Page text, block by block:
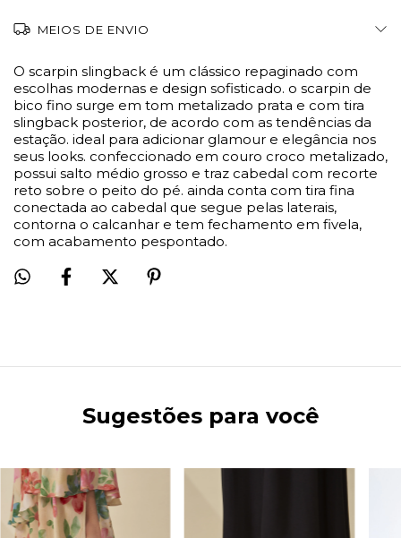
MEIOS DE ENVIO
O scarpin slingback é um clássico repaginado com
escolhas modernas e design sofisticado. o scarpin de
bico fino surge em tom metalizado prata e com tira
slingback posterior, de acordo com as tendências da
estação. ideal para adicionar glamour e elegância nos
seus looks. confeccionado em couro croco metalizado,
possui salto médio grosso e traz cabedal com recorte
reto sobre o peito do pé. ainda conta com tira fina
conectada ao cabedal que segue pelas laterais,
contorna o calcanhar e tem fechamento em fivela,
com acabamento pespontado.
Sugestões para você